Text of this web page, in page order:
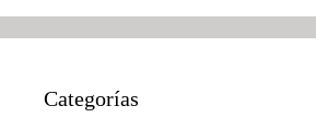
Categorías